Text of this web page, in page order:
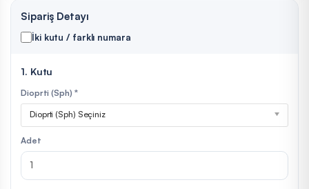
Sipariş Detayı
İki kutu / farklı numara
1. Kutu
Dioprti (Sph) *
Dioprti (Sph) Seçiniz
Adet